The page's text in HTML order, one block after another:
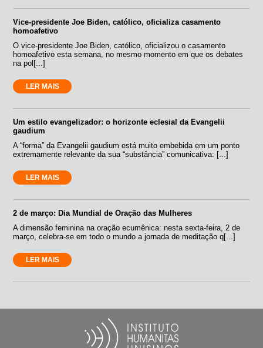
Vice-presidente Joe Biden, católico, oficializa casamento
homoafetivo
O vice-presidente Joe Biden, católico, oficializou o casamento
homoafetivo esta semana, no mesmo momento em que os debates
na pol[...]
LER MAIS
Um estilo evangelizador: o horizonte eclesial da Evangelii
gaudium
A “forma” da Evangelii gaudium está muito embebida em um ponto
extremamente relevante da sua “substância” comunicativa: [...]
LER MAIS
2 de março: Dia Mundial de Oração das Mulheres
A dimensão feminina na oração ecumênica: nesta sexta-feira, 2 de
março, celebra-se em todo o mundo a jornada de meditação q[...]
LER MAIS